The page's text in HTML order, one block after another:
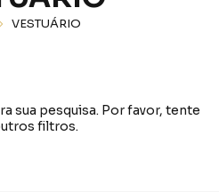
VESTUÁRIO
sua pesquisa. Por favor, tente
filtros.